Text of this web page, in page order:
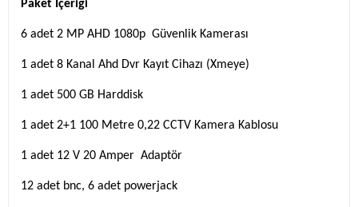
Paket İçeriği
6 adet 2 MP AHD 1080p Güvenlik Kamerası
1 adet 8 Kanal Ahd Dvr Kayıt Cihazı (Xmeye)
1 adet 500 GB Harddisk
1 adet 2+1 100 Metre 0,22 CCTV Kamera Kablosu
1 adet 12 V 20 Amper Adaptör
12 adet bnc, 6 adet powerjack